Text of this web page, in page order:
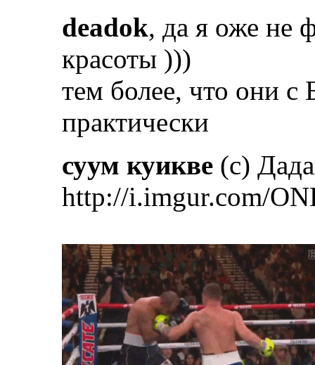
deadok, да я оже не
красоты )))
тем более, что они с
практически
суум куикве (с)
http://i.imgur.com/